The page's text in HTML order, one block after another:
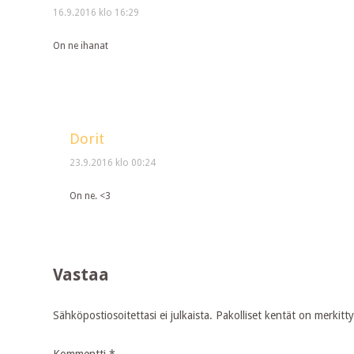
16.9.2016 klo 16:29
On ne ihanat
Dorit
23.9.2016 klo 00:24
On ne. <3
Vastaa
Sähköpostiosoitettasi ei julkaista. Pakolliset kentät on